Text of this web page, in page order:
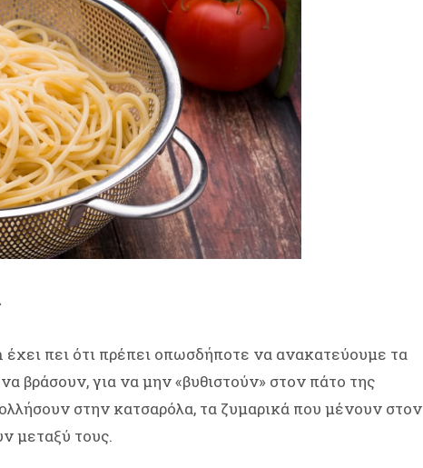
πει ότι πρέπει οπωσδήποτε να ανακατεύουμε τα
βράσουν, για να μην «βυθιστούν» στον πάτο της
στην κατσαρόλα, τα ζυμαρικά που μένουν στον
μεταξύ τους.